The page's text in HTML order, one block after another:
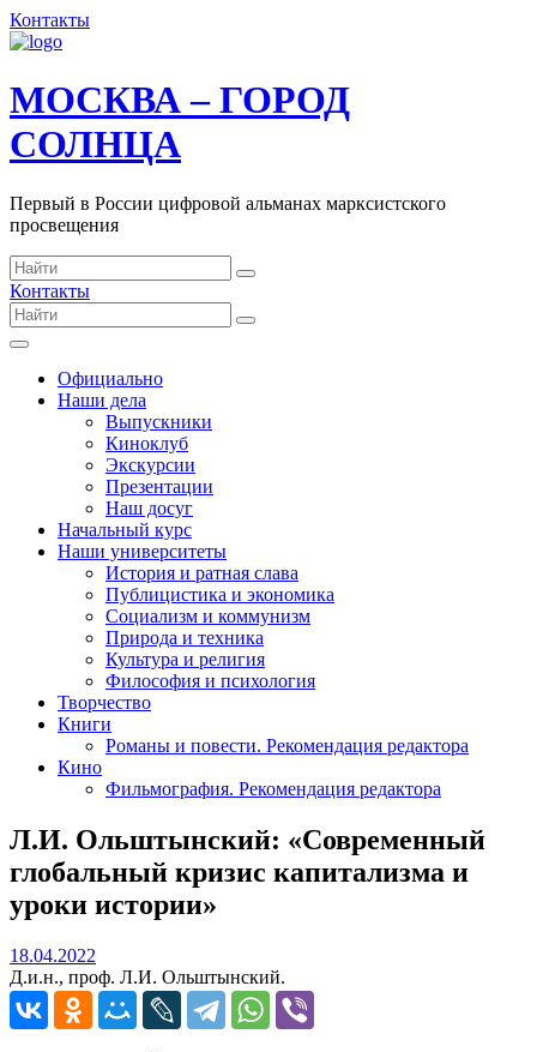
Контакты
МОСКВА – ГОРОД
СОЛНЦА
Первый в России цифровой альманах марксистского
просвещения
Контакты
Официально
Наши дела
Выпускники
Киноклуб
Экскурсии
Презентации
Наш досуг
Начальный курс
Наши университеты
История и ратная слава
Публицистика и экономика
Социализм и коммунизм
Природа и техника
Культура и религия
Философия и психология
Творчество
Книги
Романы и повести. Рекомендация редактора
Кино
Фильмография. Рекомендация редактора
Л.И. Ольштынский: «Современный
глобальный кризис капитализма и
уроки истории»
18.04.2022
Д.и.н., проф. Л.И. Ольштынский.